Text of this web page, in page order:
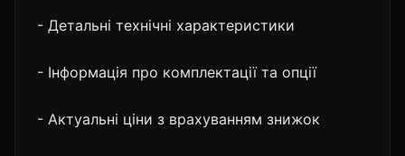
- Детальні технічні характеристики
- Інформація про комплектації та опції
- Актуальні ціни з врахуванням знижок